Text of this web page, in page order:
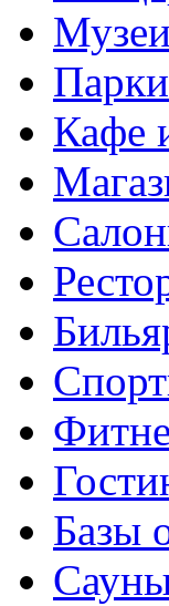
Музеи
Парки
Кафе
Базы